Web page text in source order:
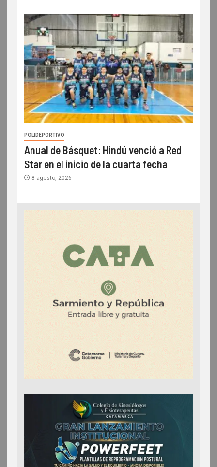
POLIDEPORTIVO
Anual de Básquet: Hindú venció a Red
Star en el inicio de la cuarta fecha
8 agosto, 2026